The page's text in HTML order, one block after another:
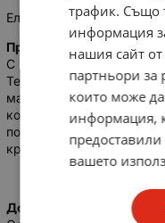
Електронна кухненска
Прецизност във всеки
С максимално тегло от 5
Teesa е подходяща
малки добавки. С
контрол на
полезно при печене,
крайния резултат.
Допълнителна
трафик. Също
информация
нашия сайт
партньори за
които може
информация,
вашето